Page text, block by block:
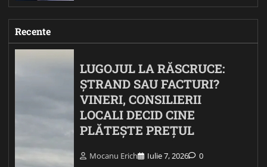
Recente
LUGOJUL LA RĂSCRUCE:
ȘTRAND SAU FACTURI?
VINERI, CONSILIERII
LOCALI DECID CINE
PLĂTEȘTE PREȚUL
Mocanu Erich Iulie 7, 2026 0